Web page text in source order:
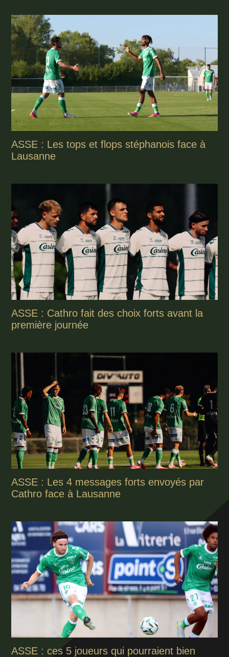
ASSE : Les tops et flops stéphanois face à
Lausanne
ASSE : Cathro fait des choix forts avant la
première journée
ASSE : Les 4 messages forts envoyés par
Cathro face à Lausanne
ASSE : ces 5 joueurs qui pourraient bien